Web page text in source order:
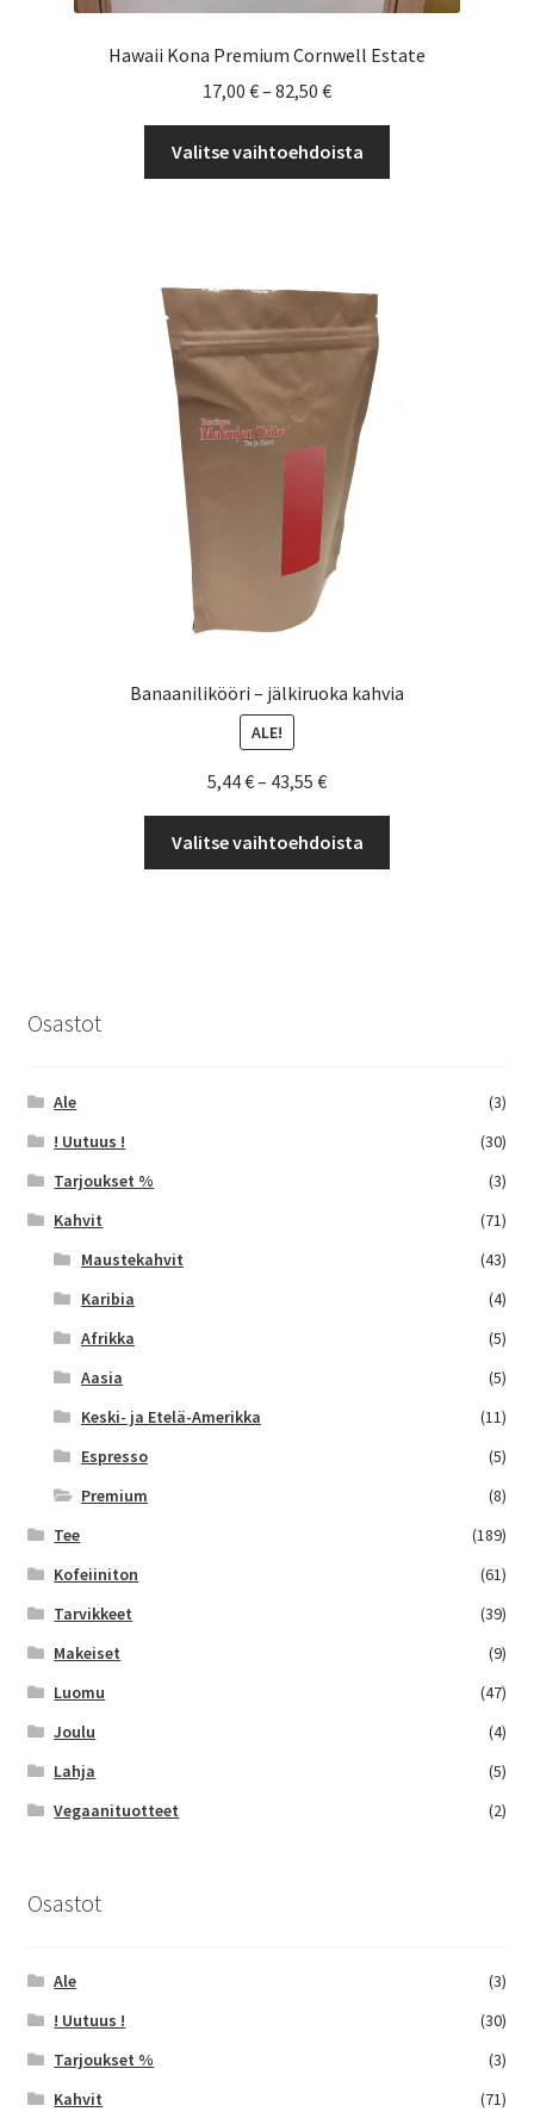
Hawaii Kona Premium Cornwell Estate
17,00 €– 82,50 €Hintaluokka:
17,00 €
-
82,50 €
Valitse vaihtoehdoista
Banaanilikööri – jälkiruoka kahvia
ALE!
5,44€– 43,55 €Hintaluokka:
-
43,55 €
Valitse vaihtoehdoista
Osastot
Ale
(3)
! Uutuus !
(30)
Tarjoukset %
(3)
Kahvit
(71)
Maustekahvit
(43)
Karibia
(4)
Afrikka
(5)
Aasia
(5)
Keski- ja Etelä-Amerikka
(11)
Espresso
(5)
Premium
(8)
Tee
(189)
Kofeiiniton
(61)
Tarvikkeet
(39)
Makeiset
(9)
Luomu
(47)
Joulu
(4)
Lahja
(5)
Vegaanituotteet
(2)
Osastot
Ale
(3)
! Uutuus !
(30)
Tarjoukset %
(3)
Kahvit
(71)